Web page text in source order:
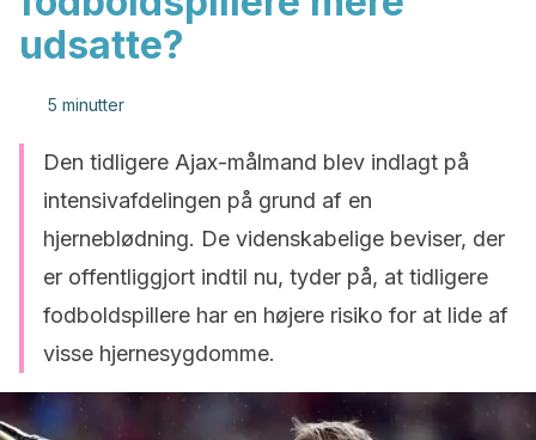
udsatte?
5 minutter
Den tidligere Ajax-målmand blev indlagt på
intensivafdelingen på grund af en
hjerneblødning. De videnskabelige beviser, der
er offentliggjort indtil nu, tyder på, at tidligere
fodboldspillere har en højere risiko for at lide af
visse hjernesygdomme.